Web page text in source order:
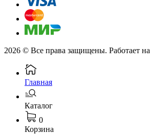
2026 © Все права защищены. Работает на
Главная
Каталог
0
Корзина